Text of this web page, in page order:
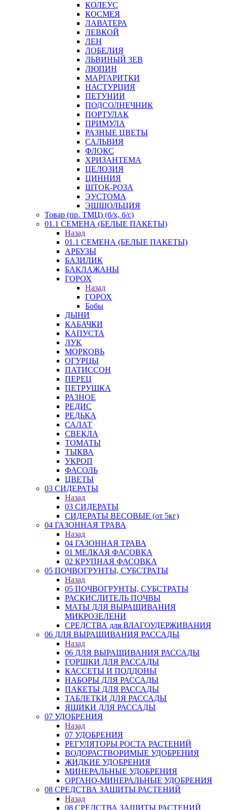
КОЛЕУС
КОСМЕЯ
ЛАВАТЕРА
ЛЕВКОЙ
ЛЕН
ЛОБЕЛИЯ
ЛЬВИНЫЙ ЗЕВ
ЛЮПИН
МАРГАРИТКИ
НАСТУРЦИЯ
ПЕТУНИИ
ПОДСОЛНЕЧНИК
ПОРТУЛАК
ПРИМУЛА
РАЗНЫЕ ЦВЕТЫ
САЛЬВИЯ
ФЛОКС
ХРИЗАНТЕМА
ЦЕЛОЗИЯ
ЦИННИЯ
ШТОК-РОЗА
ЭУСТОМА
ЭШШОЛЬЦИЯ
Товар (пр. ТМЦ) (б/х, б/с)
01.1 СЕМЕНА (БЕЛЫЕ ПАКЕТЫ)
Назад
01.1 СЕМЕНА (БЕЛЫЕ ПАКЕТЫ)
АРБУЗЫ
БАЗИЛИК
БАКЛАЖАНЫ
ГОРОХ
Назад
ГОРОХ
Бобы
ДЫНИ
КАБАЧКИ
КАПУСТА
ЛУК
МОРКОВЬ
ОГУРЦЫ
ПАТИССОН
ПЕРЕЦ
ПЕТРУШКА
РАЗНОЕ
РЕДИС
РЕДЬКА
САЛАТ
СВЕКЛА
ТОМАТЫ
ТЫКВА
УКРОП
ФАСОЛЬ
ЦВЕТЫ
03 СИДЕРАТЫ
Назад
03 СИДЕРАТЫ
СИДЕРАТЫ ВЕСОВЫЕ (от 5кг)
04 ГАЗОННАЯ ТРАВА
Назад
04 ГАЗОННАЯ ТРАВА
01 МЕЛКАЯ ФАСОВКА
02 КРУПНАЯ ФАСОВКА
05 ПОЧВОГРУНТЫ, СУБСТРАТЫ
Назад
05 ПОЧВОГРУНТЫ, СУБСТРАТЫ
РАСКИСЛИТЕЛЬ ПОЧВЫ
МАТЫ ДЛЯ ВЫРАЩИВАНИЯ
МИКРОЗЕЛЕНИ
СРЕДСТВА для ВЛАГОУДЕРЖИВАНИЯ
06 ДЛЯ ВЫРАЩИВАНИЯ РАССАДЫ
Назад
06 ДЛЯ ВЫРАЩИВАНИЯ РАССАДЫ
ГОРШКИ ДЛЯ РАССАДЫ
КАССЕТЫ И ПОДДОНЫ
НАБОРЫ ДЛЯ РАССАДЫ
ПАКЕТЫ ДЛЯ РАССАДЫ
ТАБЛЕТКИ ДЛЯ РАССАДЫ
ЯЩИКИ ДЛЯ РАССАДЫ
07 УДОБРЕНИЯ
Назад
07 УДОБРЕНИЯ
РЕГУЛЯТОРЫ РОСТА РАСТЕНИЙ
ВОДОРАСТВОРИМЫЕ УДОБРЕНИЯ
ЖИДКИЕ УДОБРЕНИЯ
МИНЕРАЛЬНЫЕ УДОБРЕНИЯ
ОРГАНО-МИНЕРАЛЬНЫЕ УДОБРЕНИЯ
08 СРЕДСТВА ЗАЩИТЫ РАСТЕНИЙ
Назад
08 СРЕДСТВА ЗАЩИТЫ РАСТЕНИЙ